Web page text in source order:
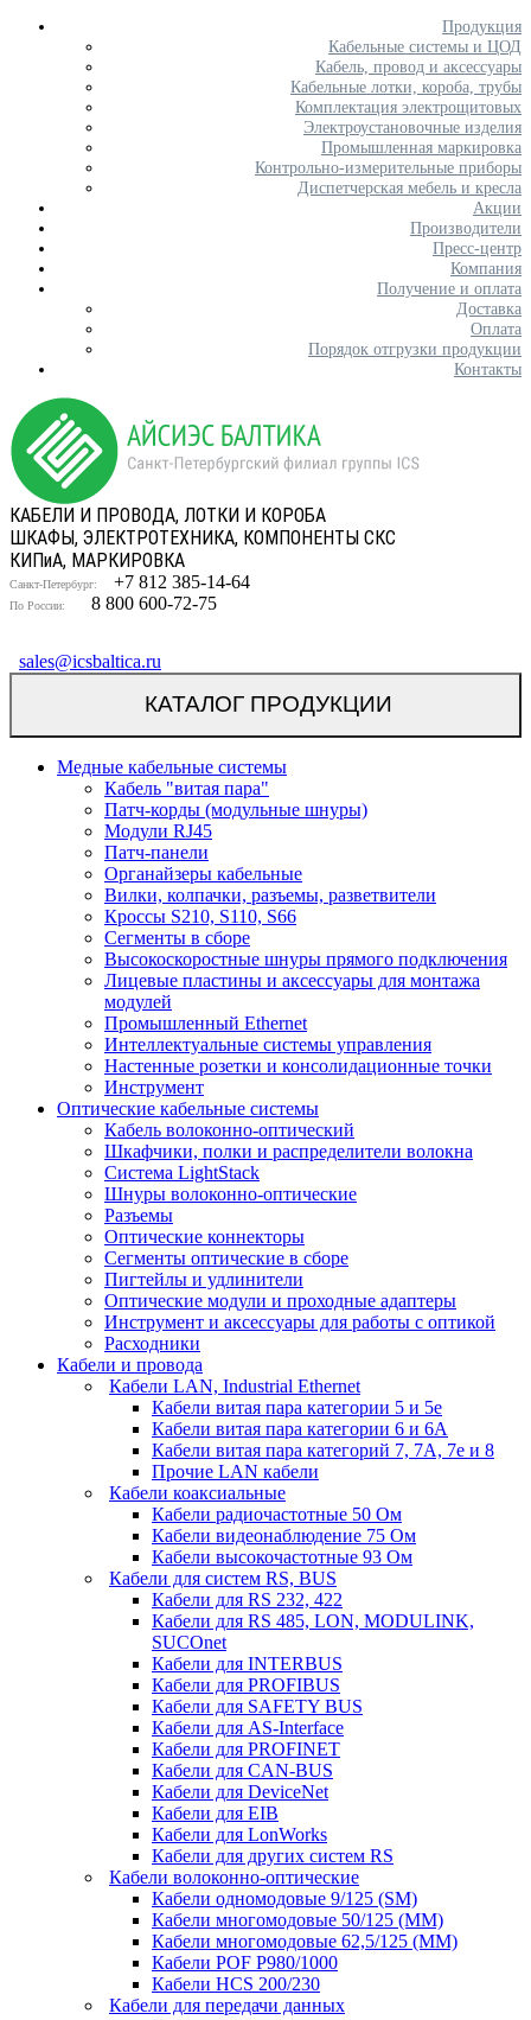
Продукция
Кабельные системы и ЦОД
Кабель, провод и аксессуары
Кабельные лотки, короба, трубы
Комплектация электрощитовых
Электроустановочные изделия
Промышленная маркировка
Контрольно-измерительные приборы
Диспетчерская мебель и кресла
Акции
Производители
Пресс-центр
Компания
Получение и оплата
Доставка
Оплата
Порядок отгрузки продукции
Контакты
КАБЕЛИ И ПРОВОДА, ЛОТКИ И КОРОБА
ШКАФЫ, ЭЛЕКТРОТЕХНИКА, КОМПОНЕНТЫ СКС
КИПиА, МАРКИРОВКА
Санкт-Петербург: +7 812 385-14-64
По России: 8 800 600-72-75
sales@icsbaltica.ru
КАТАЛОГ ПРОДУКЦИИ
Медные кабельные системы
Кабель "витая пара"
Патч-корды (модульные шнуры)
Модули RJ45
Патч-панели
Органайзеры кабельные
Вилки, колпачки, разъемы, разветвители
Кроссы S210, S110, S66
Сегменты в сборе
Высокоскоростные шнуры прямого подключения
Лицевые пластины и аксессуары для монтажа
модулей
Промышленный Ethernet
Интеллектуальные системы управления
Настенные розетки и консолидационные точки
Инструмент
Оптические кабельные системы
Кабель волоконно-оптический
Шкафчики, полки и распределители волокна
Система LightStack
Шнуры волоконно-оптические
Разъемы
Оптические коннекторы
Сегменты оптические в сборе
Пигтейлы и удлинители
Оптические модули и проходные адаптеры
Инструмент и аксессуары для работы с оптикой
Расходники
Кабели и провода
Кабели LAN, Industrial Ethernet
Кабели витая пара категории 5 и 5е
Кабели витая пара категории 6 и 6A
Кабели витая пара категорий 7, 7А, 7е и 8
Прочие LAN кабели
Кабели коаксиальные
Кабели радиочастотные 50 Ом
Кабели видеонаблюдение 75 Ом
Кабели высокочастотные 93 Ом
Кабели для систем RS, BUS
Кабели для RS 232, 422
Кабели для RS 485, LON, MODULINK,
SUCOnet
Кабели для INTERBUS
Кабели для PROFIBUS
Кабели для SAFETY BUS
Кабели для AS-Interface
Кабели для PROFINET
Кабели для CAN-BUS
Кабели для DeviceNet
Кабели для EIB
Кабели для LonWorks
Кабели для других систем RS
Кабели волоконно-оптические
Кабели одномодовые 9/125 (SM)
Кабели многомодовые 50/125 (ММ)
Кабели многомодовые 62,5/125 (ММ)
Кабели POF P980/1000
Кабели HCS 200/230
Кабели для передачи данных